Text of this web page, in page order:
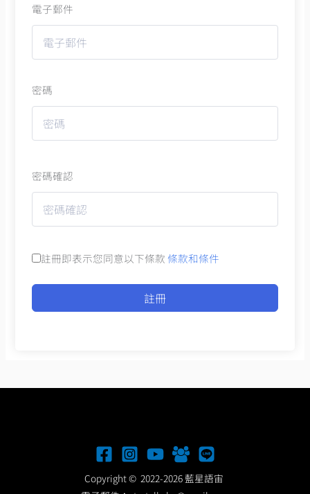
電子郵件
密碼
密碼確認
註冊即表示您同意以下條款 條款和條件
註冊
Copyright © 2022-2026 藍星語宙